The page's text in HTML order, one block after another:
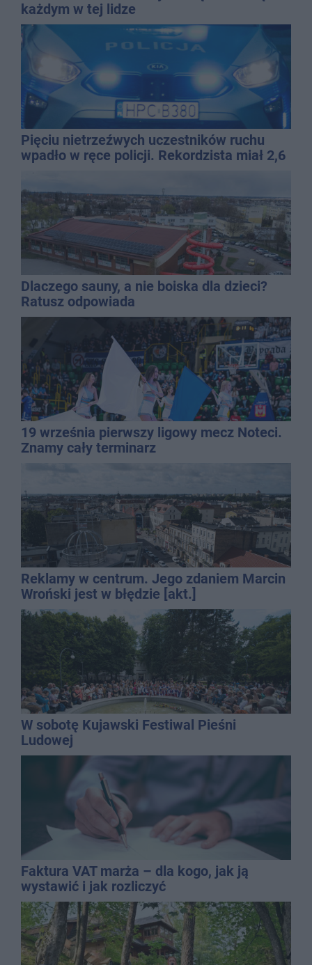
każdym w tej lidze
Pięciu nietrzeźwych uczestników ruchu
wpadło w ręce policji. Rekordzista miał 2,6
Dlaczego sauny, a nie boiska dla dzieci?
Ratusz odpowiada
19 września pierwszy ligowy mecz Noteci.
Znamy cały terminarz
Reklamy w centrum. Jego zdaniem Marcin
Wroński jest w błędzie [akt.]
W sobotę Kujawski Festiwal Pieśni
Ludowej
Faktura VAT marża – dla kogo, jak ją
wystawić i jak rozliczyć